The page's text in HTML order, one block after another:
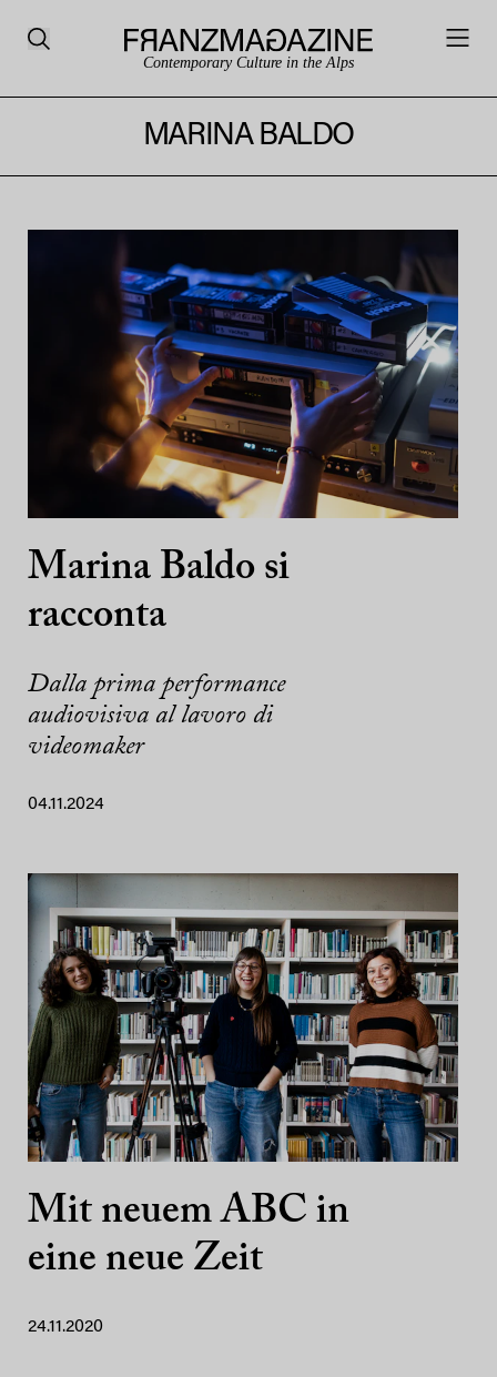
Contemporary Culture in the Alps
MARINA BALDO
Marina Baldo si
racconta
Dalla prima performance
audiovisiva al lavoro di
videomaker
04.11.2024
Mit neuem ABC in
eine neue Zeit
24.11.2020